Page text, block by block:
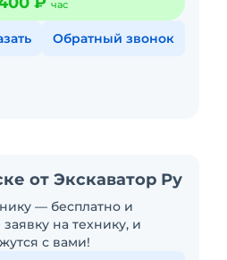
час
Обратный звонок
от Экскаватор Ру
— бесплатно и
на технику, и
с вами!